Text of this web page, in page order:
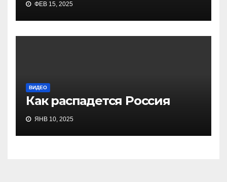
ФЕВ 15, 2025
ВИДЕО
Как распадется Россия
ЯНВ 10, 2025